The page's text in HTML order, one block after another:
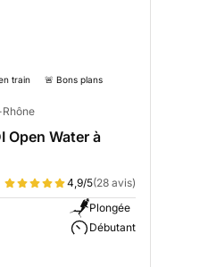
train 🚨 Bons plans
Open Water à
4,9/5(28 avis)
Plongée
Débutant